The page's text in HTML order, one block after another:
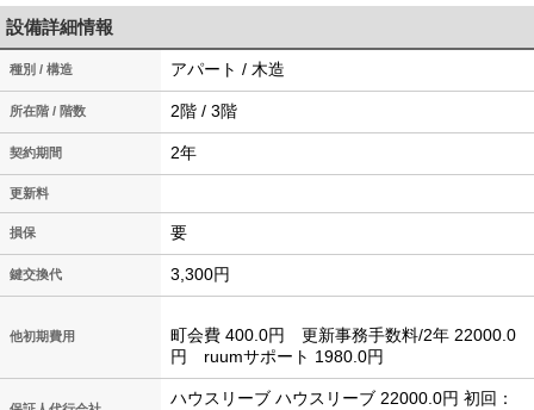
設備詳細情報
種別 / 構造 アパート / 木造
所在階 / 階数 2階 / 3階
契約期間 2年
更新料
損保 要
鍵交換代 3,300円
他初期費用
町会費 400.0円 更新事務手数料/2年 22000.0
円 ruumサポート 1980.0円
ハウスリーブ ハウスリーブ 22000.0円 初回：